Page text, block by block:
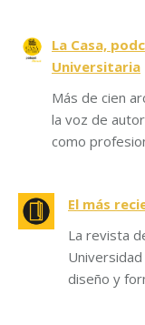
La Casa,
Universitaria
Más de cien
la voz de
como
El más
La revista
diseño y